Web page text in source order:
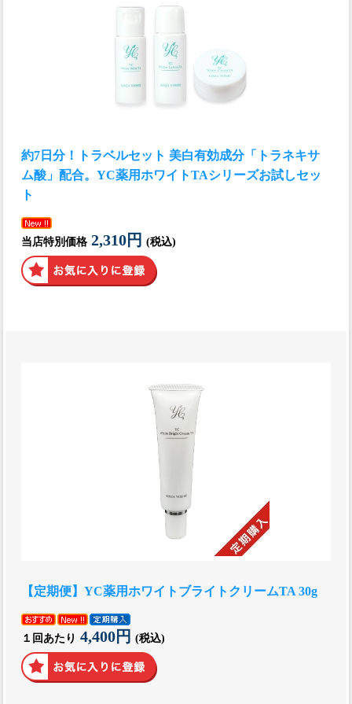
約7日分！トラベルセット 美白有効成分「トラネキサ
ム酸」配合。YC薬用ホワイトTAシリーズお試しセッ
ト
当店特別価格 2,310円 (税込)
【定期便】YC薬用ホワイトブライトクリームTA 30g
１回あたり 4,400円 (税込)